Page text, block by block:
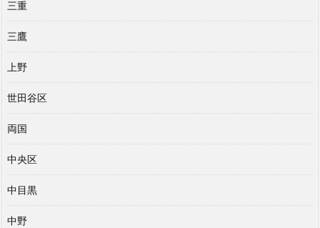
三重
三鷹
上野
世田谷区
両国
中央区
中目黒
中野